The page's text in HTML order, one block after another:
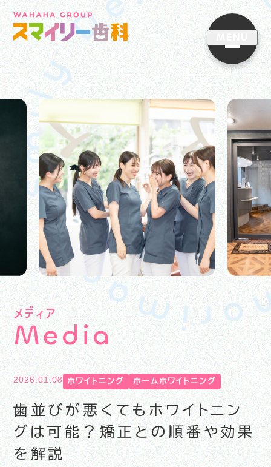
メディア
Media
2026.01.08 ホワイトニング ホームホワイトニング
歯並びが悪くてもホワイトニン
グは可能？矯正との順番や効果
を解説